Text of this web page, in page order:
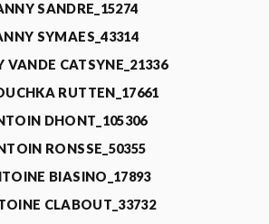
SANDRE_15274
SYMAES_43314
VANDE CATSYNE_21336
RUTTEN_17661
DHONT_105306
RONSSE_50355
BIASINO_17893
CLABOUT_33732